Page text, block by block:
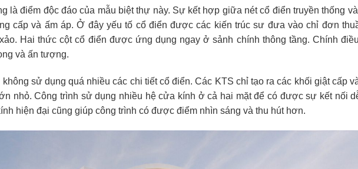
là điểm độc đáo của mẫu biệt thự này. Sự kết hợp giữa nét cổ điển truyền thống
cấp và ấm áp. Ở đây yếu tố cổ điển được các kiến trúc sư đưa vào chỉ đơn
Hai thức cột cổ điển được ứng dụng ngay ở sảnh chính thông tầng. Chính
và ấn tượng.
sử dụng quá nhiều các chi tiết cổ điển. Các KTS chỉ tạo ra các khối giật cấp
nhỏ. Công trình sử dụng nhiều hệ cửa kính ở cả hai mặt để có được sự kết nối
hiện đại cũng giúp công trình có được điểm nhìn sáng và thu hút hơn.